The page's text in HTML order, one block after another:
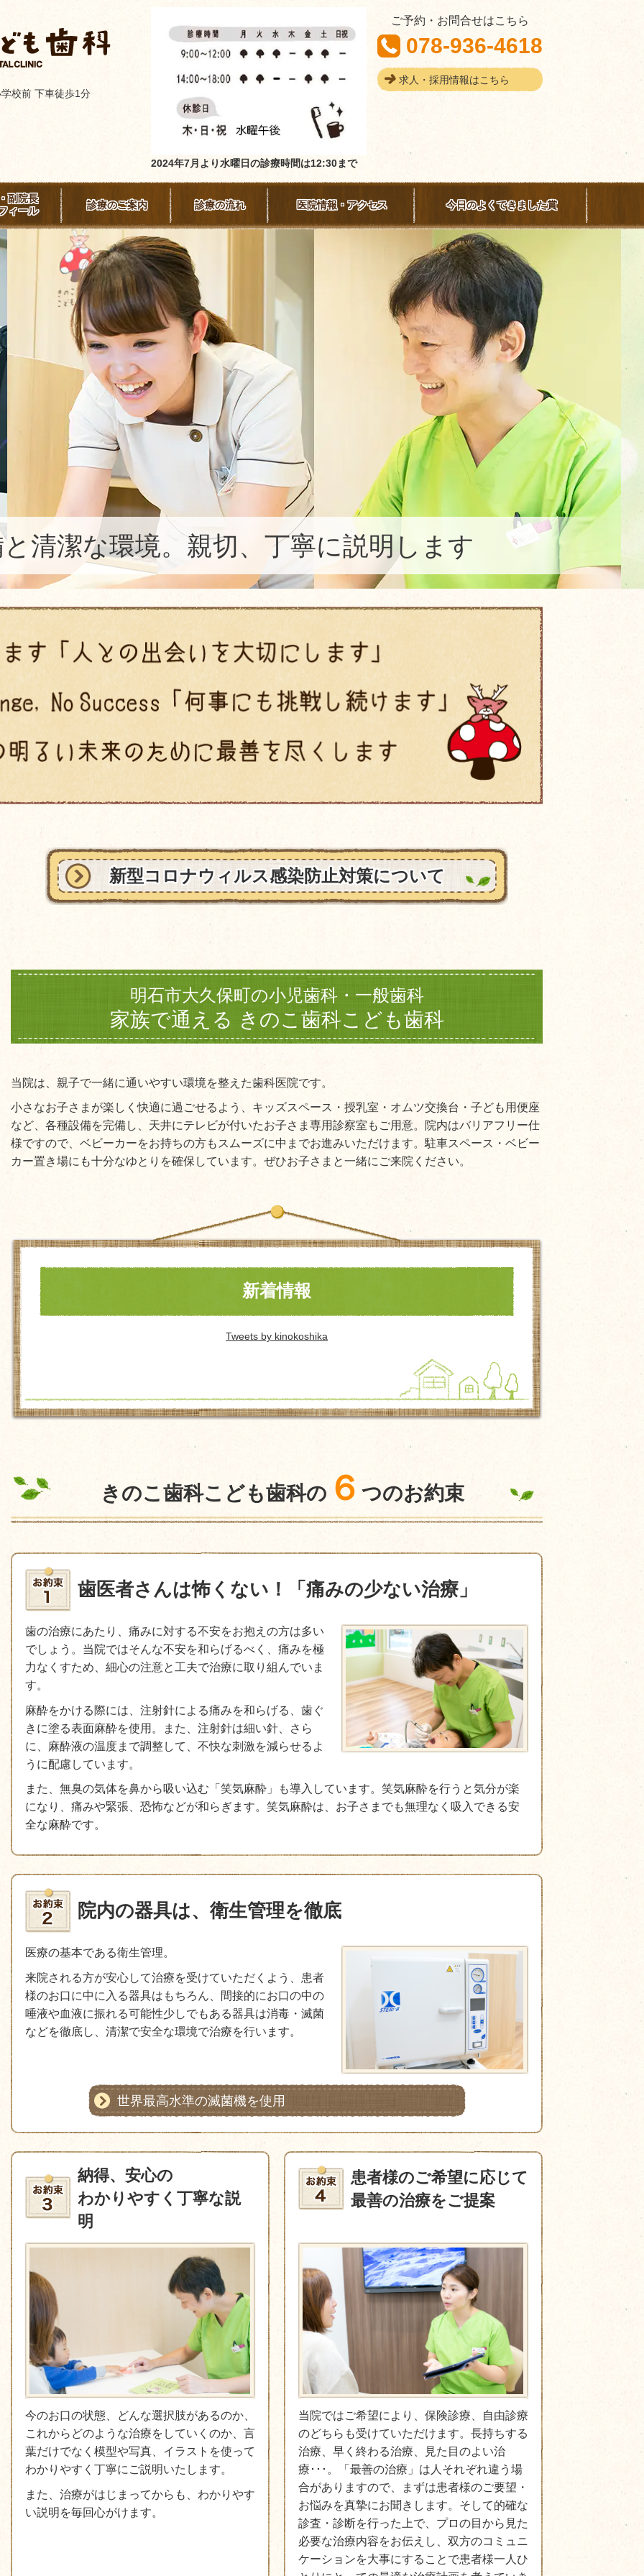
校前 下車徒歩1分
2024年7月より水曜日の診療時間は12:30まで
ご予約・お問合せはこちら
078-936-4618
求人・採用情報はこちら
副院長
ィール
診療のご案内 診療の流れ 医院情報・アクセス 今日のよくできました賞
清潔な環境。親切、丁寧に説明します
会いを大切に」笑顔でお迎えします
新型コロナウィルス感染防止対策について
明石市大久保町の小児歯科・一般歯科
家族で通える きのこ歯科こども歯科
当院は、親子で一緒に通いやすい環境を整えた歯科医院です。
小さなお子さまが楽しく快適に過ごせるよう、キッズスペース・授乳室・オムツ交換台・子ども用便座
など、各種設備を完備し、天井にテレビが付いたお子さま専用診察室もご用意。
院内はバリアフリー仕
様ですので、ベビーカーをお持ちの方もスムーズに中までお進みいただけます。駐車スペース・ベビー
カー置き場にも十分なゆとりを確保しています。ぜひお子さまと一緒にご来院ください。
新着情報
Tweets by kinokoshika
きのこ歯科こども歯科の ６ つのお約束
歯医者さんは怖くない！「痛みの少ない治療」
歯の治療にあたり、痛みに対する不安をお抱えの方は多い
でしょう。当院ではそんな不安を和らげるべく、痛みを極
力なくすため、細心の注意と工夫で治療に取り組んでいま
す。
麻酔をかける際には、注射針による痛みを和らげる、歯ぐ
きに塗る表面麻酔を使用。また、注射針は細い針、さら
に、麻酔液の温度まで調整して、不快な刺激を減らせるよ
うに配慮しています。
また、無臭の気体を鼻から吸い込む「笑気麻酔」も導入しています。笑気麻酔を行うと気分が楽
になり、痛みや緊張、恐怖などが和らぎます。笑気麻酔は、お子さまでも無理なく吸入できる安
全な麻酔です。
院内の器具は、衛生管理を徹底
医療の基本である衛生管理。
来院される方が安心して治療を受けていただくよう、患者
様のお口に中に入る器具はもちろん、間接的にお口の中の
唾液や血液に振れる可能性少しでもある器具は消毒・滅菌
などを徹底し、清潔で安全な環境で治療を行います。
世界最高水準の滅菌機を使用
納得、安心の
わかりやすく丁寧な説
明
今のお口の状態、どんな選択肢があるのか、
これからどのような治療をしていくのか、言
葉だけでなく模型や写真、イラストを使って
わかりやすく丁寧にご説明いたします。
また、治療がはじまってからも、わかりやす
い説明を毎回心がけます。
患者様のご希望に応じて
最善の治療をご提案
当院ではご希望により、保険診療、自由診療
のどちらも受けていただけます。長持ちする
治療、早く終わる治療、見た目のよい治
療･･･。「最善の治療」は人それぞれ違う場
合がありますので、まずは患者様のご要望・
お悩みを真摯にお聞きします。そして的確な
診査・診断を行った上で、プロの目から見た
必要な治療内容をお伝えし、双方のコミュニ
ケーションを大事にすることで患者様一人ひ